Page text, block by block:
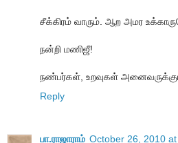
சீக்கிரம் வாரும். ஆற அமர
நன்றி மணிஜீ!
நண்பர்கள், உறவுகள்
Reply
பா.ராஜாராம் October 26, 2010 at